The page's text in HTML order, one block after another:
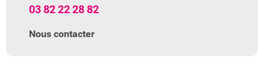
03 82 22 28 82
Nous contacter